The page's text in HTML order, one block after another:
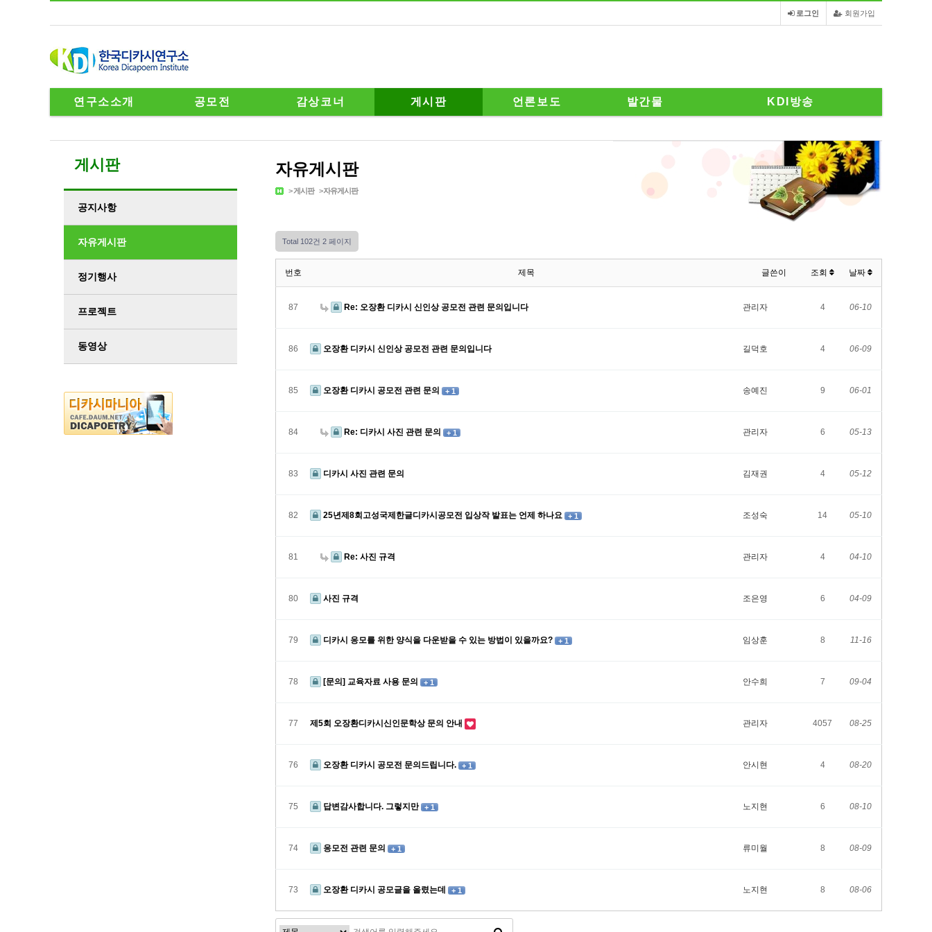
회원가입
로그인
연구소소개 공모전 감상코너 게시판 언론보도 발간물 KDI방송
자유게시판
>게시판 >자유게시판
Total 102건 2 페이지
번호 제목 글쓴이 조회 날짜
87 Re: 오장환 디카시 신인상 공모전 관련 문의입니다 관리자 4 06-10
86 오장환 디카시 신인상 공모전 관련 문의입니다 길덕호 4 06-09
85 오장환 디카시 공모전 관련 문의 + 1 송예진 9 06-01
84 Re: 디카시 사진 관련 문의 + 1 관리자 6 05-13
83 디카시 사진 관련 문의 김재권 4 05-12
82 25년제8회고성국제한글디카시공모전 입상작 발표는 언제 하나요 + 1 조성숙 14 05-10
81 Re: 사진 규격 관리자 4 04-10
80 사진 규격 조은영 6 04-09
79 디카시 응모를 위한 양식을 다운받을 수 있는 방법이 있을까요? + 1 임상훈 8 11-16
78 [문의] 교육자료 사용 문의 + 1 안수희 7 09-04
77 제5회 오장환디카시신인문학상 문의 안내 관리자 4057 08-25
76 오장환 디카시 공모전 문의드립니다. + 1 안시현 4 08-20
75 답변감사합니다. 그렇지만 + 1 노지현 6 08-10
74 응모전 관련 문의 + 1 류미월 8 08-09
73 오장환 디카시 공모글을 올렸는데 + 1 노지현 8 08-06
게시판
공지사항
자유게시판
정기행사
프로젝트
동영상